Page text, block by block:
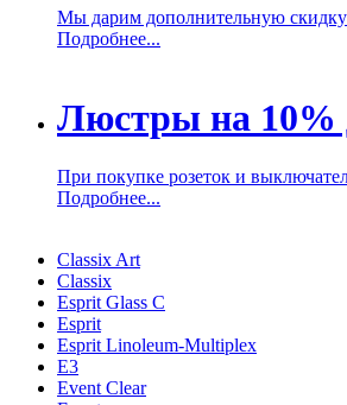
Мы дарим дополнительную
Подробнее...
Люстры на 10%
При покупке розеток и
Подробнее...
Classix Art
Classix
Esprit Glass C
Esprit
Esprit Linoleum-Multiplex
E3
Event Clear